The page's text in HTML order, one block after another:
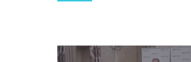
Navegación